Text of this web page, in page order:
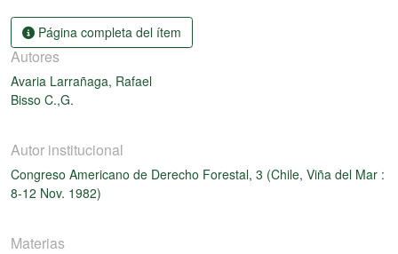
Página completa del ítem
Autores
Avaria Larrañaga, Rafael
Bisso C.,G.
Autor institucional
Congreso Americano de Derecho Forestal, 3 (Chile, Viña del Mar :
8-12 Nov. 1982)
Materias